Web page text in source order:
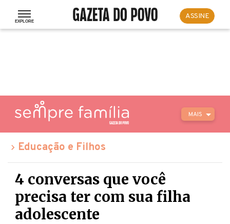
ASSINE
MAIS
Educação e Filhos
4 conversas que você
precisa ter com sua filha
adolescente